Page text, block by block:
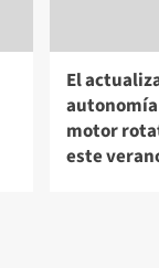
El
motor
este